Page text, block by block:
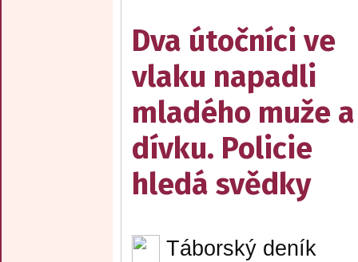
Dva útočníci ve
vlaku napadli
mladého muže a
dívku. Policie
hledá svědky
Táborský deník